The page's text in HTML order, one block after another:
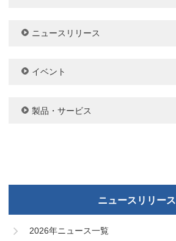
ニュースリリース
イベント
製品・サービス
ニュースリリース
2026年ニュース一覧